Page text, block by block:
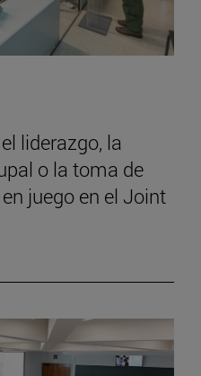
liderazgo, la
o la toma de
juego en el Joint